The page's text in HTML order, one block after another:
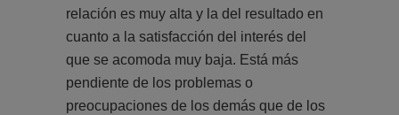
relación es muy alta y la del resultado en
cuanto a la satisfacción del interés del
que se acomoda muy baja. Está más
pendiente de los problemas o
preocupaciones de los demás que de los